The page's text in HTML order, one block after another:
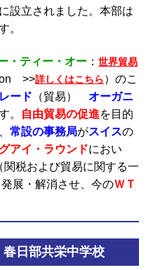
設立されました。本部は
。
・ティー・オー ： 世界貿易
>>詳しくはこちら）のこ
レード （貿易） オーガニ
。 自由貿易の促進を目的
常設の事務局がスイスの
アイ・ラウンドにおい
関税および貿易に関する一
発展・解消させ、今のＷＴ
日部共栄中学校